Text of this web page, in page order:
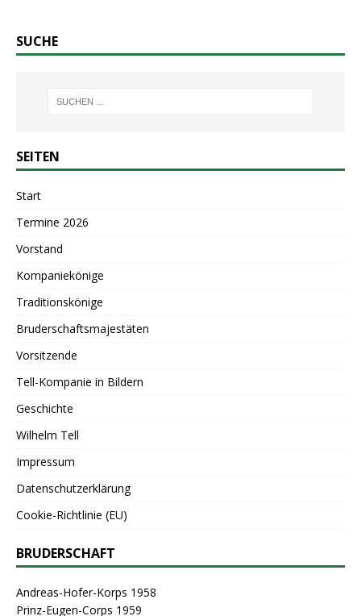
SUCHE
SEITEN
Start
Termine 2026
Vorstand
Kompaniekönige
Traditionskönige
Bruderschaftsmajestäten
Vorsitzende
Tell-Kompanie in Bildern
Geschichte
Wilhelm Tell
Impressum
Datenschutzerklärung
Cookie-Richtlinie (EU)
BRUDERSCHAFT
Andreas-Hofer-Korps 1958
Prinz-Eugen-Corps 1959